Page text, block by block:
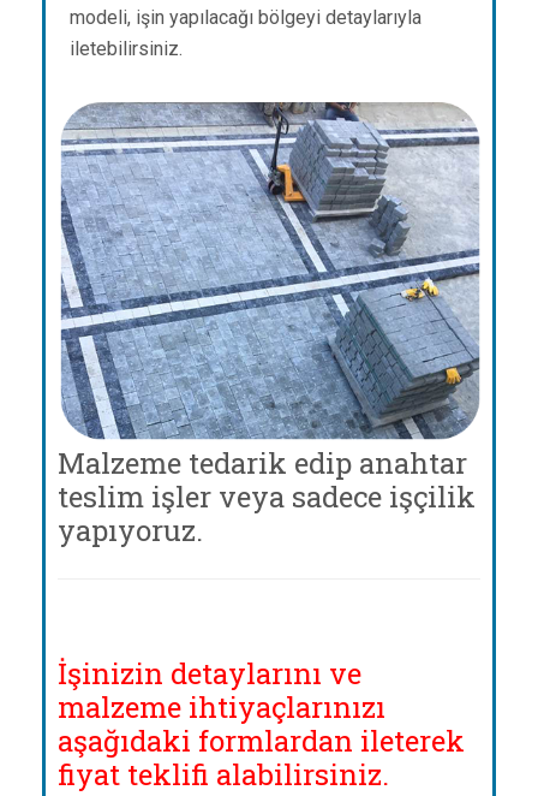
modeli, işin yapılacağı bölgeyi detaylarıyla
iletebilirsiniz.
Malzeme tedarik edip anahtar
teslim işler veya sadece işçilik
yapıyoruz.
İşinizin detaylarını ve
malzeme ihtiyaçlarınızı
aşağıdaki formlardan ileterek
fiyat teklifi alabilirsiniz.